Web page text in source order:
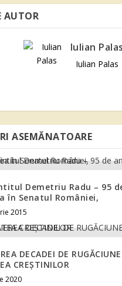
AUTOR
Iulian Palas
Iulian Palas
ASEMĂNATOARE
Demetriu Radu – 95
în Senatul României,
2015
DECADEI DE
CREŞTINILOR
2020